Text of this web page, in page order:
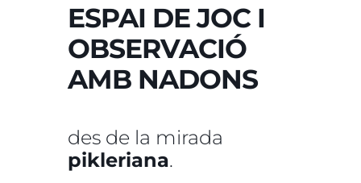
ESPAI DE JOC I
OBSERVACIÓ
AMB NADONS
des de la mirada
pikleriana.